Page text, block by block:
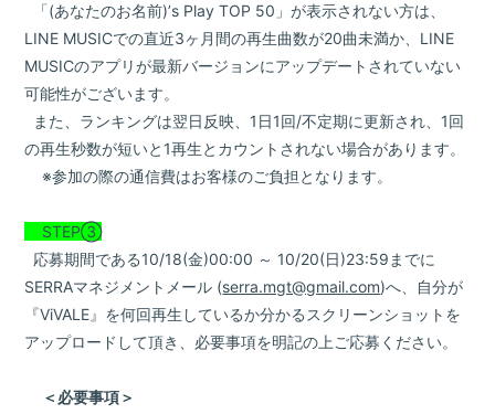
「(あなたのお名前)’s Play TOP 50」が表示されない方は、
LINE MUSICでの直近3ヶ月間の再生曲数が20曲未満か、LINE
MUSICのアプリが最新バージョンにアップデートされていない
可能性がございます。
また、ランキングは翌日反映、1日1回/不定期に更新され、1回
の再生秒数が短いと1再生とカウントされない場合があります。
※参加の際の通信費はお客様のご負担となります。
STEP③
応募期間である10/18(金)00:00 ～ 10/20(日)23:59までに
SERRAマネジメントメール (serra.mgt@gmail.com)へ、自分が
『ViVALE』を何回再生しているか分かるスクリーンショットを
アップロードして頂き、必要事項を明記の上ご応募ください。
＜必要事項＞